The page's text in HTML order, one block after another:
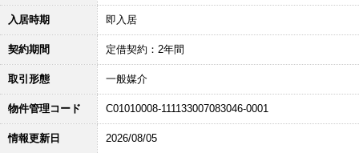
入居時期 即入居
契約期間 定借契約：2年間
取引形態 一般媒介
物件管理コード C01010008-111133007083046-0001
情報更新日 2026/08/05